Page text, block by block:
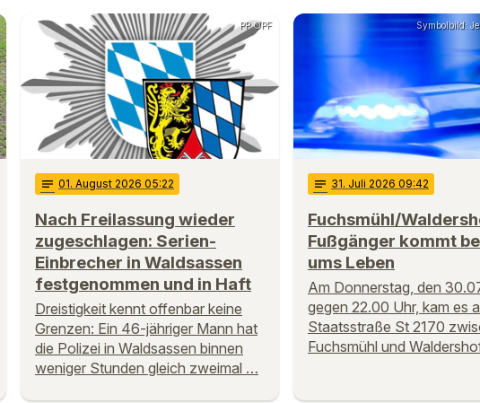
PP OPF
notes 01. August 2026 05:22
Nach Freilassung wieder
zugeschlagen: Serien-
Einbrecher in Waldsassen
festgenommen und in Haft
Dreistigkeit kennt offenbar keine
Grenzen: Ein 46-jähriger Mann hat
die Polizei in Waldsassen binnen
weniger Stunden gleich zweimal …
Symbolbild:
notes 31. Juli 2026 09:42
Fuchsmühl/
Fußgänger kommt
ums Leben
Am Donnerstag, den
gegen 22.00 Uhr, kam es
Staatsstraße St 2170
Fuchsmühl und